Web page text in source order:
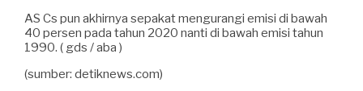
AS Cs pun akhirnya sepakat mengurangi emisi di bawah
40 persen pada tahun 2020 nanti di bawah emisi tahun
1990. ( gds / aba )
(sumber: detiknews.com)